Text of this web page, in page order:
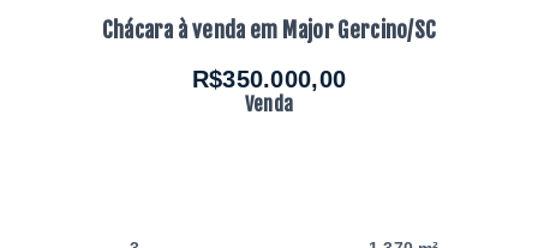
Chácara à venda em Major Gercino/SC
R$350.000,00
Venda